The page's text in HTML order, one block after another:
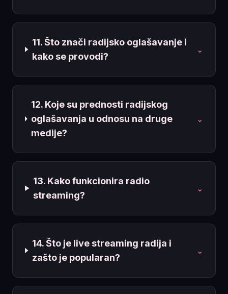
11. Što znači radijsko oglašavanje i
kako se provodi?
⌄
12. Koje su prednosti radijskog
oglašavanja u odnosu na druge
medije?
⌄
13. Kako funkcionira radio
streaming?
⌄
14. Što je live streaming radija i
zašto je popularan?
⌄